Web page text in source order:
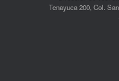
Tenayuca 200, Col.